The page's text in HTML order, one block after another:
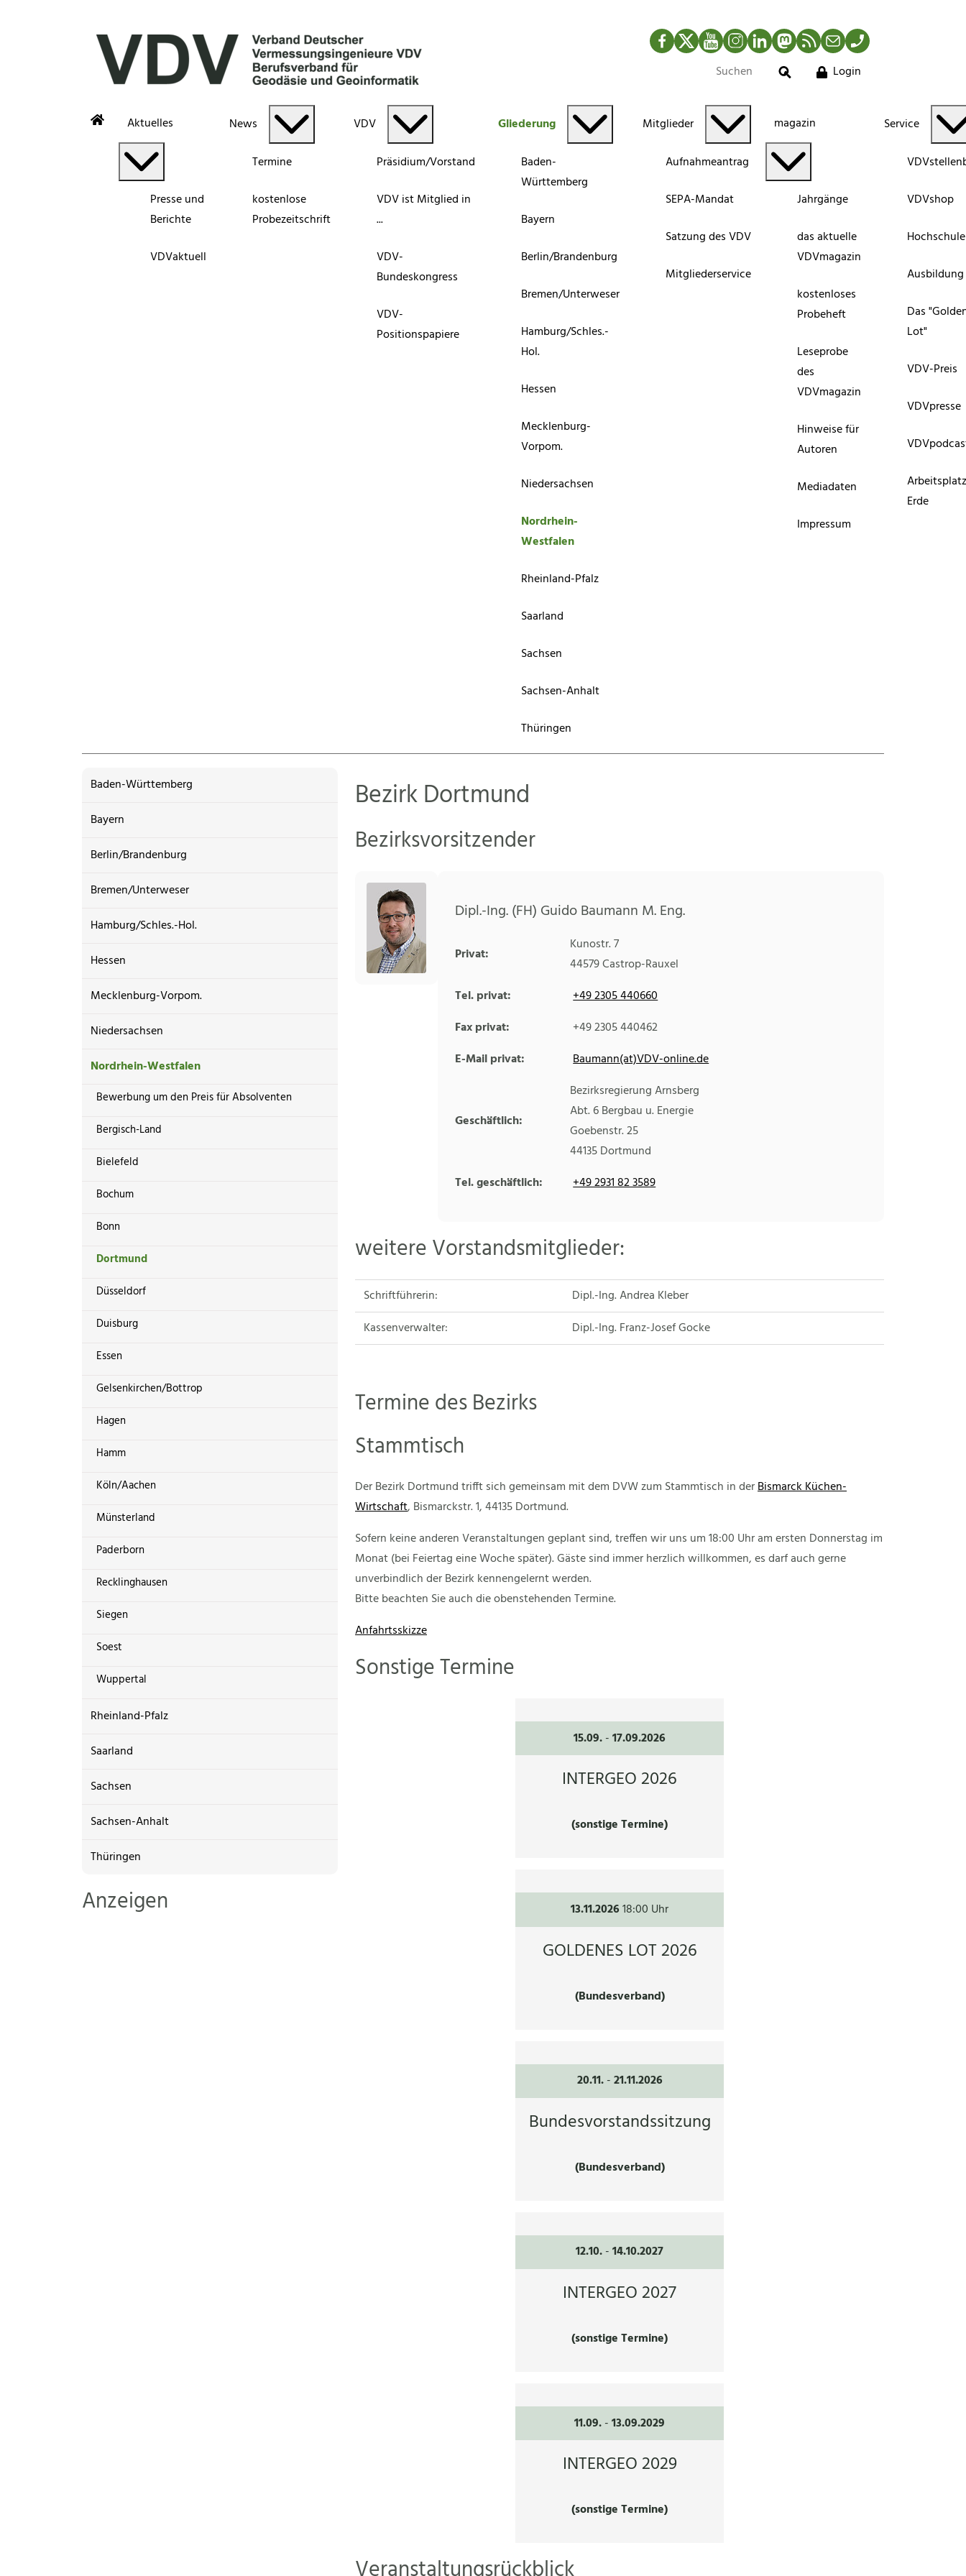
Facebook
TwitterYouTubeInstagram
LinkedInMastodonRSS-Newsfeed
MailTelefon
Suche
Login
Aktuelles
Presse und
Berichte
VDVaktuell
News
Termine
kostenlose
Probezeitschrift
VDV
Präsidium/Vorstand
VDV ist Mitglied in
...
VDV-
Bundeskongress
VDV-
Positionspapiere
Gliederung
Baden-
Württemberg
Bayern
Berlin/Brandenburg
Bremen/Unterweser
Hamburg/Schles.-
Hol.
Hessen
Mecklenburg-
Vorpom.
Niedersachsen
Nordrhein-
Westfalen
Rheinland-Pfalz
Saarland
Sachsen
Sachsen-Anhalt
Thüringen
Mitglieder
Aufnahmeantrag
SEPA-Mandat
Satzung des VDV
Mitgliederservice
magazin
Jahrgänge
das aktuelle
VDVmagazin
kostenloses
Probeheft
Leseprobe
des
VDVmagazin
Hinweise für
Autoren
Mediadaten
Impressum
Service
VDVshop
Ausbildung
Das
Lot"
VDV-Preis
VDVpresse
Erde
Baden-Württemberg
Bayern
Berlin/Brandenburg
Bremen/Unterweser
Hamburg/Schles.-Hol.
Hessen
Mecklenburg-Vorpom.
Niedersachsen
Nordrhein-Westfalen
Bewerbung um den Preis für Absolventen
Bergisch-Land
Bielefeld
Bochum
Bonn
Dortmund
Düsseldorf
Duisburg
Essen
Gelsenkirchen/Bottrop
Hagen
Hamm
Köln/Aachen
Münsterland
Paderborn
Recklinghausen
Siegen
Soest
Wuppertal
Rheinland-Pfalz
Saarland
Sachsen
Sachsen-Anhalt
Thüringen
Anzeigen
Bezirk Dortmund
Bezirksvorsitzender
Dipl.-Ing. (FH) Guido Baumann M. Eng.
Privat:
Kunostr. 7
44579Castrop-Rauxel
Tel. privat:
+49 2305 440660
Fax privat:
+49 2305 440462
E-Mail privat:
Baumann(at)VDV-online.de
Geschäftlich:
Bezirksregierung Arnsberg
Abt. 6 Bergbau u. Energie
Goebenstr. 25
44135Dortmund
Tel. geschäftlich:
+49 2931 82 3589
weitere Vorstandsmitglieder:
Schriftführerin:
Dipl.-Ing. Andrea Kleber
Kassenverwalter:
Dipl.-Ing. Franz-Josef Gocke
Termine des Bezirks
Stammtisch
Der Bezirk Dortmund trifft sich gemeinsam mit dem DVW zum Stammtisch in derBismarck Küchen-
Wirtschaft, Bismarckstr. 1, 44135 Dortmund.
Sofern keine anderen Veranstaltungen geplant sind, treffen wir uns um 18:00 Uhr am ersten Donnerstag im
Monat (bei Feiertag eine Woche später). Gäste sind immer herzlich willkommen, es darf auch gerne
unverbindlich der Bezirk kennengelernt werden.
Bitte beachten Sie auch die obenstehenden Termine.
Anfahrtsskizze
Sonstige Termine
15.09.-17.09.2026
INTERGEO 2026
(sonstige Termine)
13.11.202618:00 Uhr
GOLDENES LOT 2026
(Bundesverband)
20.11. -21.11.2026
Bundesvorstandssitzung
(Bundesverband)
12.10.-14.10.2027
INTERGEO 2027
(sonstige Termine)
11.09.-13.09.2029
INTERGEO 2029
(sonstige Termine)